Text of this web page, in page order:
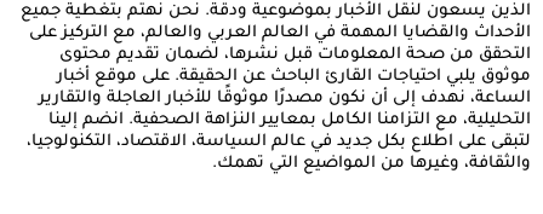
الذين يسعون لنقل الأخبار بموضوعية ودقة. نحن نهتم بتغطية جميع
الأحداث والقضايا المهمة في العالم العربي والعالم، مع التركيز على
التحقق من صحة المعلومات قبل نشرها، لضمان تقديم محتوى
موثوق يلبي احتياجات القارئ الباحث عن الحقيقة. على موقع أخبار
الساعة، نهدف إلى أن نكون مصدرًا موثوقًا للأخبار العاجلة والتقارير
التحليلية، مع التزامنا الكامل بمعايير النزاهة الصحفية. انضم إلينا
لتبقى على اطلاع بكل جديد في عالم السياسة، الاقتصاد، التكنولوجيا،
والثقافة، وغيرها من المواضيع التي تهمك.